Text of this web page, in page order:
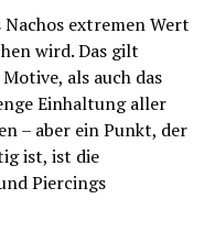
extremen Wert
wird. Das gilt
als auch das
Einhaltung aller
– aber ein Punkt, der
ist, ist die
Piercings